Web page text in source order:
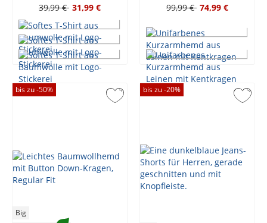
39,99 € 31,99 €
99,99 € 74,99 €
bis zu -50%
Big
bis zu -20%